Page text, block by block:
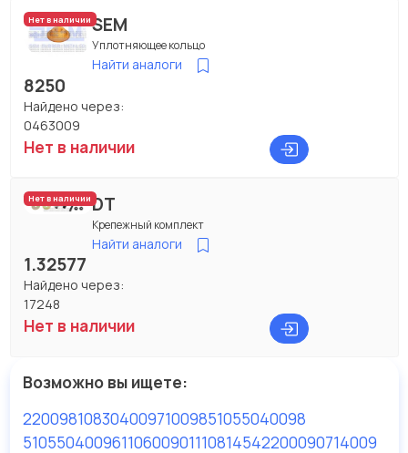
Нет в наличииSEM
Уплотняющее кольцо
Найти аналоги
8250
Найдено через:
0463009
Нет в наличии
Нет в наличииDT
Крепежный комплект
Найти аналоги
1.32577
Найдено через:
17248
Нет в наличии
Возможно вы ищете:
22009810830400971009851055040098
51055040096110600901110814542200090714009